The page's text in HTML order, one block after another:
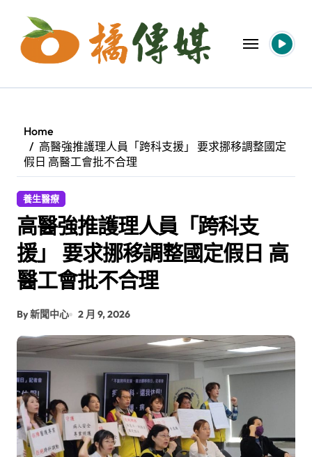
content
Home
高醫強推護理人員「跨科支援」 要求挪移調整國定
假日 高醫工會批不合理
養生醫療
高醫強推護理人員「跨科支
援」 要求挪移調整國定假日 高
醫工會批不合理
By 新聞中心 2 月 9, 2026